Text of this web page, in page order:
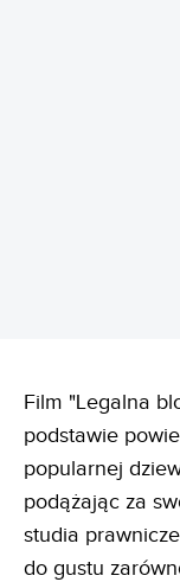
Film "Legalna
podstawie
popularnej
podążając za
studia
do gustu